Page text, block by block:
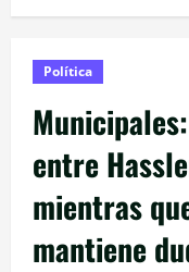
Política
entre
mientras
mantiene